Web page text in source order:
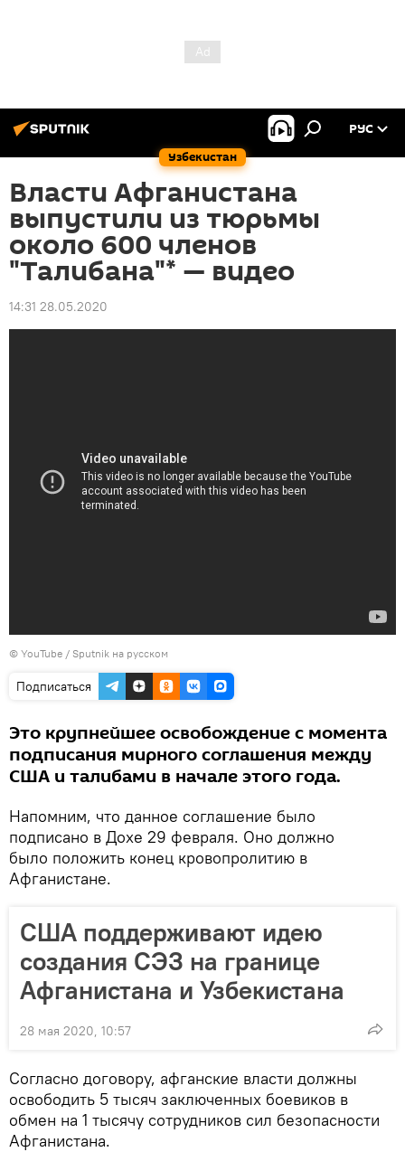
Узбекистан
РУС
Власти Афганистана
выпустили из тюрьмы
около 600 членов
"Талибана"* — видео
14:31 28.05.2020
© YouTube / Sputnik на русском
Подписаться
Это крупнейшее освобождение с момента
подписания мирного соглашения между
США и талибами в начале этого года.
Напомним, что данное соглашение было
подписано в Дохе 29 февраля. Оно должно
было положить конец кровопролитию в
Афганистане.
США поддерживают идею
создания СЭЗ на границе
Афганистана и Узбекистана
28 мая 2020, 10:57
Согласно договору, афганские власти должны
освободить 5 тысяч заключенных боевиков в
обмен на 1 тысячу сотрудников сил безопасности
Афганистана.